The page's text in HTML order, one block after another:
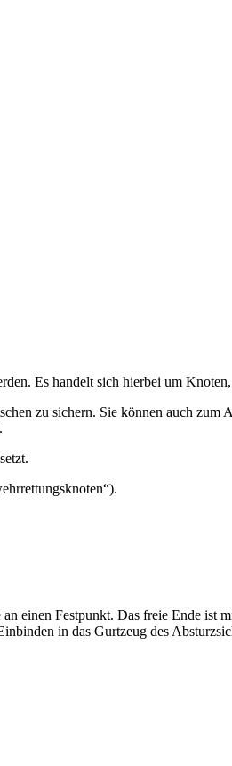
Es handelt sich hierbei um
zu sichern. Sie können auch
einen Festpunkt. Das freie Ende ist
in das Gurtzeug des